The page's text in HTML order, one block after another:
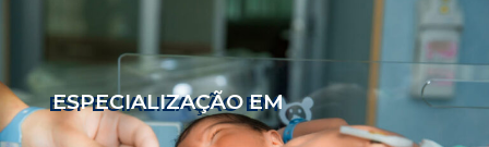
ESPECIALIZAÇÃO EM